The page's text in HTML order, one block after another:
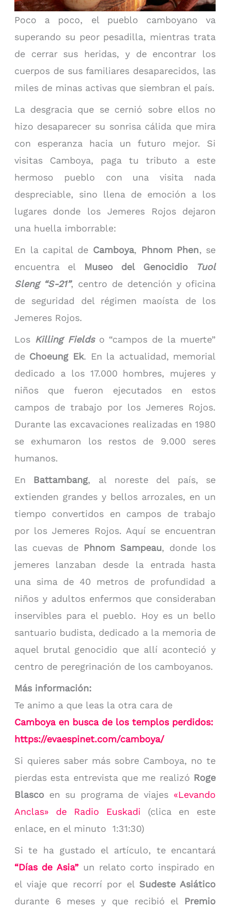
Poco a poco, el pueblo camboyano va
superando su peor pesadilla, mientras trata
de cerrar sus heridas, y de encontrar los
cuerpos de sus familiares desaparecidos, las
miles de minas activas que siembran el país.
La desgracia que se cernió sobre ellos no
hizo desaparecer su sonrisa cálida que mira
con esperanza hacia un futuro mejor. Si
visitas Camboya, paga tu tributo a este
hermoso pueblo con una visita nada
despreciable, sino llena de emoción a los
lugares donde los Jemeres Rojos dejaron
una huella imborrable:
En la capital de Camboya, Phnom Phen, se
encuentra el
Museo del Genocidio
Tuol
Sleng “S-21”, centro de detención y oficina
de seguridad del régimen maoísta de los
Jemeres Rojos.
Los Killing Fieldso “campos de la muerte”
de Choeung Ek. En la actualidad, memorial
dedicado a los 17.000 hombres, mujeres y
niños que fueron ejecutados en estos
campos de trabajo por los Jemeres Rojos.
Durante las excavaciones realizadas en 1980
se exhumaron los restos de 9.000 seres
humanos.
En Battambang, al noreste del país, se
extienden grandes y bellos arrozales, en un
tiempo convertidos en campos de trabajo
por los Jemeres Rojos. Aquí se encuentran
las cuevas de Phnom Sampeau, donde los
jemeres lanzaban desde la entrada hasta
una sima de 40 metros de profundidad a
niños y adultos enfermos que consideraban
inservibles para el pueblo. Hoy es un bello
santuario budista, dedicado a la memoria de
aquel brutal genocidio que allí aconteció y
centro de peregrinación de los camboyanos.
Más información:
Te animo a que leas la otra cara de
Camboya en busca de los templos perdidos:
https://evaespinet.com/camboya/
Si quieres saber más sobre Camboya, no te
pierdas esta entrevista que me realizó Roge
Blascoen su programa de viajes «Levando
Anclas» de Radio Euskadi (clica en este
enlace, en el minuto 1:31:30)
Si te ha gustado el artículo, te encantará
“Días de Asia” un relato corto inspirado en
el viaje que recorrí por el Sudeste Asiático
durante 6 meses y que recibió el Premio